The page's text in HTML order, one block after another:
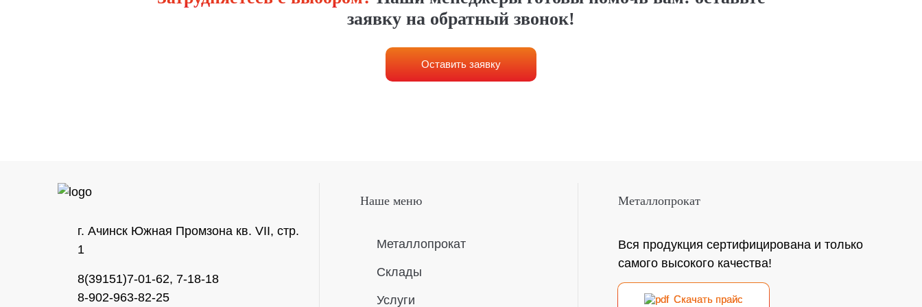
заявку на обратный звонок!
Оставить заявку
г. Ачинск Южная Промзона кв. VII, стр.
1
8(39151)7-01-62, 7-18-18
8-902-963-82-25
Наше меню
Металлопрокат
Склады
Услуги
Металлопрокат
Вся продукция сертифицирована и только
самого высокого качества!
Скачать прайс
Оставить заявку